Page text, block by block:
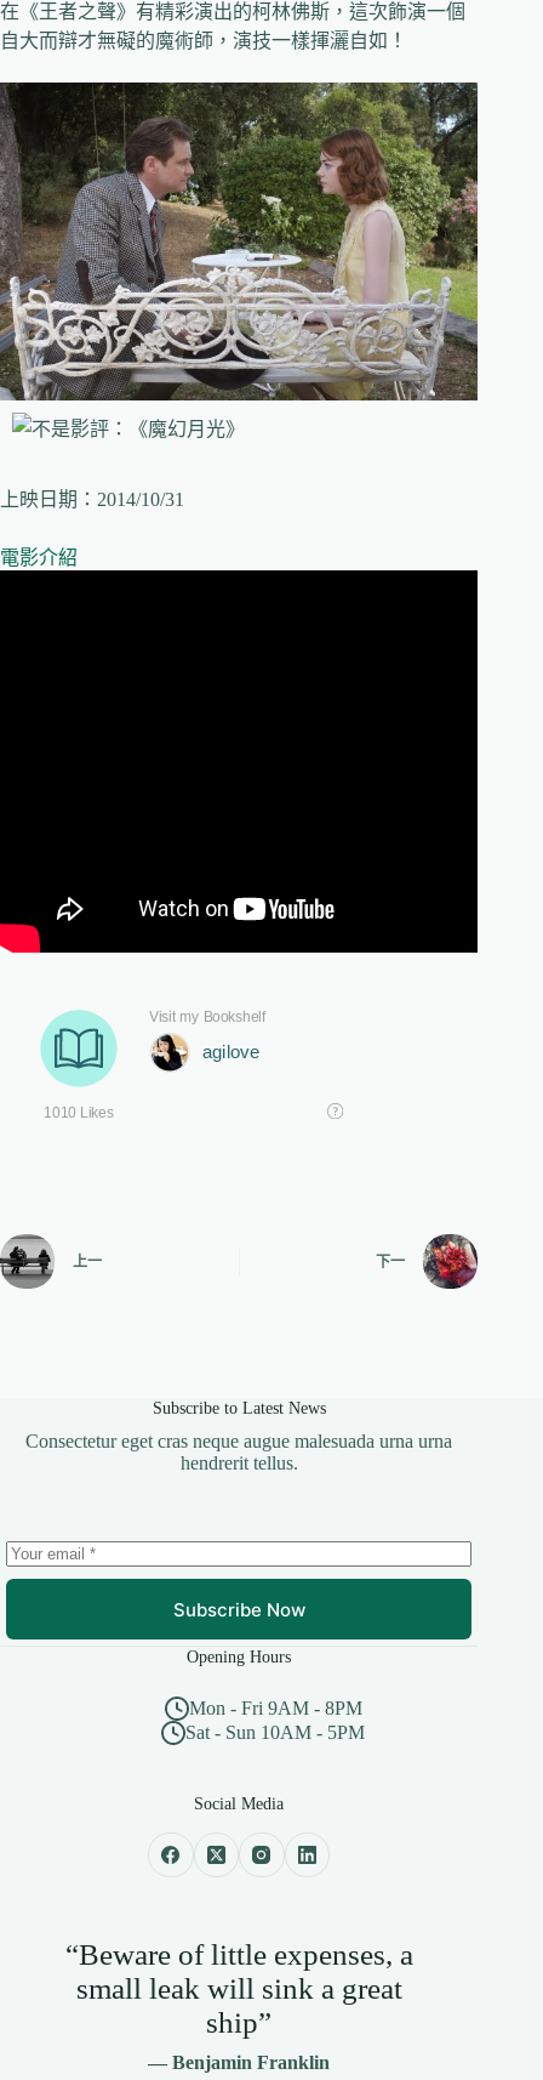
在《王者之聲》有精彩演出的柯林佛斯，這次飾演一個
自大而辯才無礙的魔術師，演技一樣揮灑自如！
上映日期：2014/10/31
電影介紹
上一 下一
Subscribe to Latest News
Consectetur eget cras neque augue malesuada urna urna
hendrerit tellus.
Subscribe Now
Opening Hours
Mon - Fri 9AM - 8PM
Sat - Sun 10AM - 5PM
Social Media
“Beware of little expenses, a
small leak will sink a great
ship”
— Benjamin Franklin